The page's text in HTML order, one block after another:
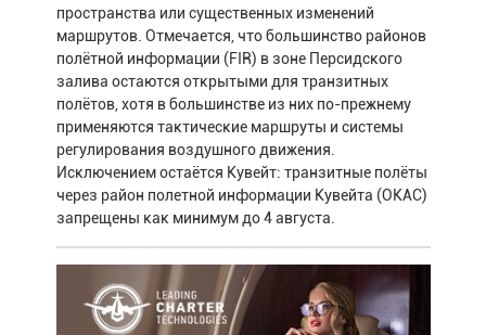
пространства или существенных изменений
маршрутов. Отмечается, что большинство районов
полётной информации (FIR) в зоне Персидского
залива остаются открытыми для транзитных
полётов, хотя в большинстве из них по-прежнему
применяются тактические маршруты и системы
регулирования воздушного движения.
Исключением остаётся Кувейт: транзитные полёты
через район полетной информации Кувейта (OKAC)
запрещены как минимум до 4 августа.